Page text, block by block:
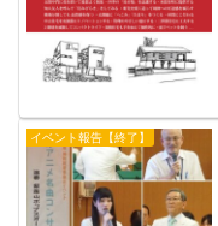
イベント報告【終了】